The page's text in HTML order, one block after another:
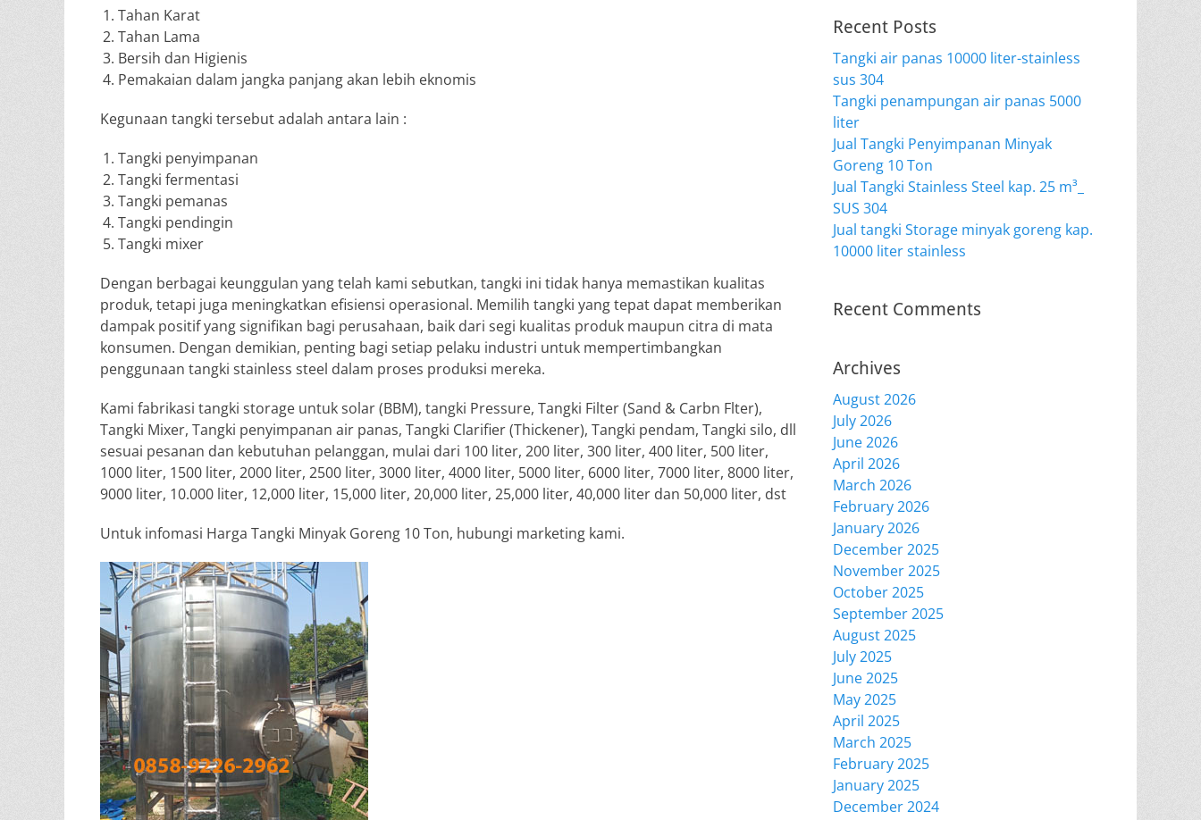
Tahan Karat
Tahan Lama
Bersih dan Higienis
Pemakaian dalam jangka panjang akan lebih eknomis
Kegunaan tangki tersebut adalah antara lain :
Tangki penyimpanan
Tangki fermentasi
Tangki pemanas
Tangki pendingin
Tangki mixer
Dengan berbagai keunggulan yang telah kami sebutkan, tangki ini tidak hanya memastikan kualitas
produk, tetapi juga meningkatkan efisiensi operasional. Memilih tangki yang tepat dapat memberikan
dampak positif yang signifikan bagi perusahaan, baik dari segi kualitas produk maupun citra di mata
konsumen. Dengan demikian, penting bagi setiap pelaku industri untuk mempertimbangkan
penggunaan tangki stainless steel dalam proses produksi mereka.
Kami fabrikasi tangki storage untuk solar (BBM), tangki Pressure, Tangki Filter (Sand & Carbn Flter),
Tangki Mixer, Tangki penyimpanan air panas, Tangki Clarifier (Thickener), Tangki pendam, Tangki silo, dll
sesuai pesanan dan kebutuhan pelanggan, mulai dari 100 liter, 200 liter, 300 liter, 400 liter, 500 liter,
1000 liter, 1500 liter, 2000 liter, 2500 liter, 3000 liter, 4000 liter, 5000 liter, 6000 liter, 7000 liter, 8000 liter,
9000 liter, 10.000 liter, 12,000 liter, 15,000 liter, 20,000 liter, 25,000 liter, 40,000 liter dan 50,000 liter, dst
Untuk infomasi Harga Tangki Minyak Goreng 10 Ton, hubungi marketing kami.
Recent Posts
Tangki air panas 10000 liter-stainless
sus 304
Tangki penampungan air panas 5000
liter
Jual Tangki Penyimpanan Minyak
Goreng 10 Ton
Jual Tangki Stainless Steel kap. 25 m³_
SUS 304
Jual tangki Storage minyak goreng kap.
10000 liter stainless
Recent Comments
Archives
August 2026
July 2026
June 2026
April 2026
March 2026
February 2026
January 2026
December 2025
November 2025
October 2025
September 2025
August 2025
July 2025
June 2025
May 2025
April 2025
March 2025
February 2025
January 2025
December 2024